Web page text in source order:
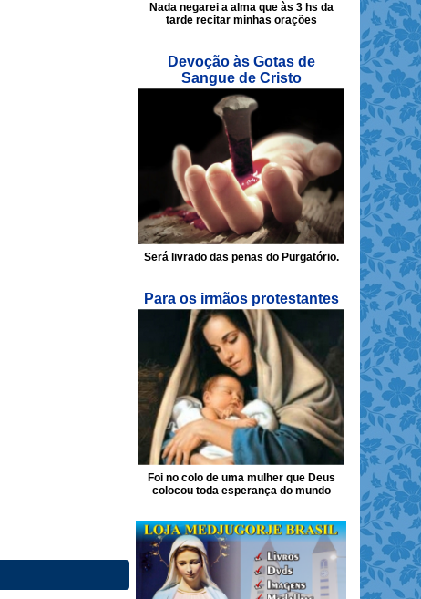
Nada negarei a alma que às 3 hs da
tarde recitar minhas orações
Devoção às Gotas de
Sangue de Cristo
Será livrado das penas do Purgatório.
Para os irmãos protestantes
Foi no colo de uma mulher que Deus
colocou toda esperança do mundo